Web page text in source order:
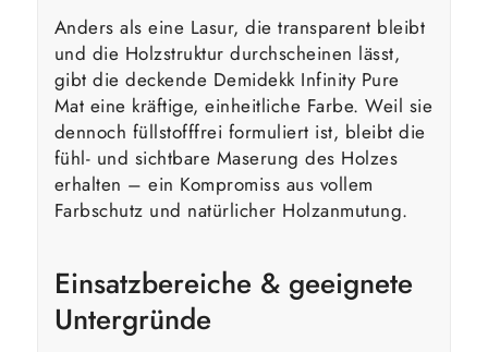
Anders als eine Lasur, die transparent bleibt
und die Holzstruktur durchscheinen lässt,
gibt die deckende Demidekk Infinity Pure
Mat eine kräftige, einheitliche Farbe. Weil sie
dennoch füllstofffrei formuliert ist, bleibt die
fühl- und sichtbare Maserung des Holzes
erhalten – ein Kompromiss aus vollem
Farbschutz und natürlicher Holzanmutung.
Einsatzbereiche & geeignete
Untergründe